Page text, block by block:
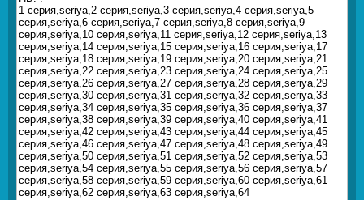
1 серия,seriya,2 серия,seriya,3 серия,seriya,4 серия,seriya,5
серия,seriya,6 серия,seriya,7 серия,seriya,8 серия,seriya,9
серия,seriya,10 серия,seriya,11 серия,seriya,12 серия,seriya,13
серия,seriya,14 серия,seriya,15 серия,seriya,16 серия,seriya,17
серия,seriya,18 серия,seriya,19 серия,seriya,20 серия,seriya,21
серия,seriya,22 серия,seriya,23 серия,seriya,24 серия,seriya,25
серия,seriya,26 серия,seriya,27 серия,seriya,28 серия,seriya,29
серия,seriya,30 серия,seriya,31 серия,seriya,32 серия,seriya,33
серия,seriya,34 серия,seriya,35 серия,seriya,36 серия,seriya,37
серия,seriya,38 серия,seriya,39 серия,seriya,40 серия,seriya,41
серия,seriya,42 серия,seriya,43 серия,seriya,44 серия,seriya,45
серия,seriya,46 серия,seriya,47 серия,seriya,48 серия,seriya,49
серия,seriya,50 серия,seriya,51 серия,seriya,52 серия,seriya,53
серия,seriya,54 серия,seriya,55 серия,seriya,56 серия,seriya,57
серия,seriya,58 серия,seriya,59 серия,seriya,60 серия,seriya,61
серия,seriya,62 серия,seriya,63 серия,seriya,64